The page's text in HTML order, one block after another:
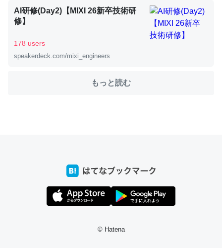
コミュニケーションが劇的に変化した｜tayorini by LIFULL介護
とかSpotifyを支払う孝行もできる。一生で親と会える残
私も3年前ぐらいに祖母の家に設置した。ポケットWifiみ
たいなのでネット環境作ったけどAlexaしか使わないので
https://toyoshi.hatenablog.com/entry/2019/05/15/1805
AI研修(Day2)【MIXI 26新卒技術研
修】
178 users
speakerdeck.com/mixi_engineers
もっと読む
© Hatena